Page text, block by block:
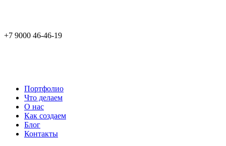
+7 9000 46-46-19
Портфолио
Что делаем
О нас
Как создаем
Блог
Контакты